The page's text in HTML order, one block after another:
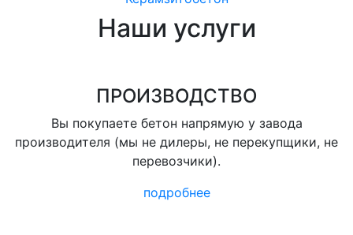
Наши услуги
ПРОИЗВОДСТВО
Вы покупаете бетон напрямую у завода
производителя (мы не дилеры, не перекупщики, не
перевозчики).
подробнее